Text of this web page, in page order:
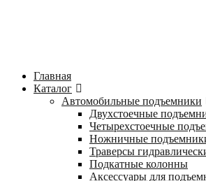
Главная
Каталог
Автомобильные подъемники
Двухстоечные
Четырехстоечные
Ножничные
Траверсы
Подкатные колонны
Аксессуары для